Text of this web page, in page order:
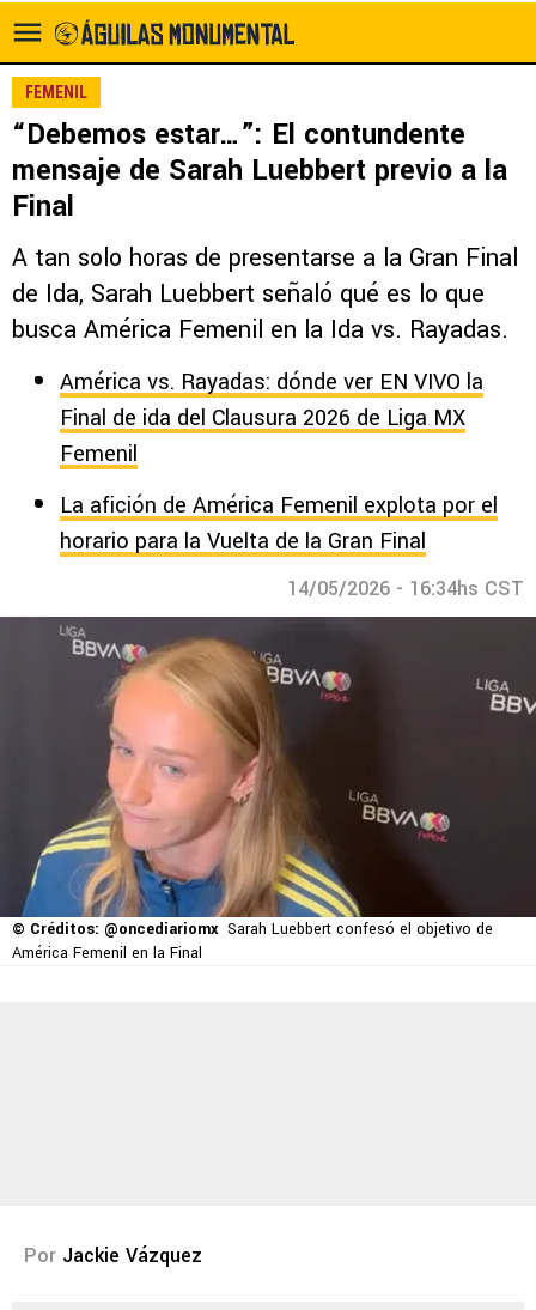
FEMENIL
“Debemos estar…”: El contundente
mensaje de Sarah Luebbert previo a la
Final
A tan solo horas de presentarse a la Gran Final
de Ida, Sarah Luebbert señaló qué es lo que
busca América Femenil en la Ida vs. Rayadas.
América vs. Rayadas: dónde ver EN VIVO la
Final de ida del Clausura 2026 de Liga MX
Femenil
La afición de América Femenil explota por el
horario para la Vuelta de la Gran Final
14/05/2026 - 16:34hs CST
© Créditos: @oncediariomx Sarah Luebbert confesó el objetivo de
América Femenil en la Final
Por Jackie Vázquez